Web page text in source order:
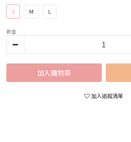
S M L
數量
加入購物車
加入追蹤清單